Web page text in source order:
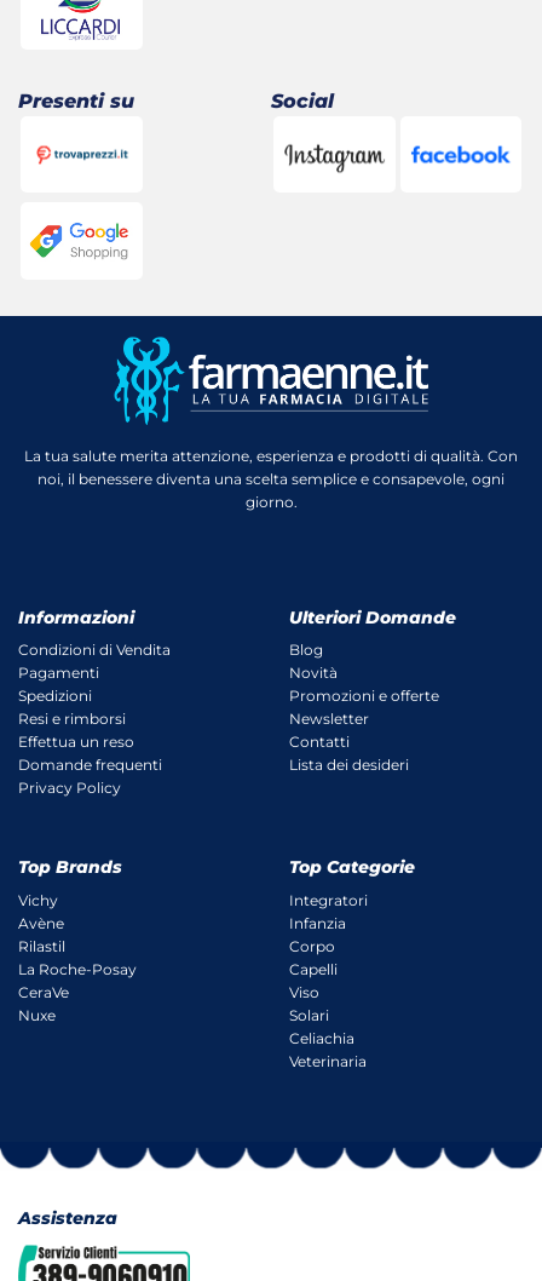
Presenti su Social
La tua salute merita attenzione, esperienza e prodotti di qualità. Con
noi, il benessere diventa una scelta semplice e consapevole, ogni
giorno.
Informazioni
Condizioni di Vendita
Pagamenti
Spedizioni
Resi e rimborsi
Effettua un reso
Domande frequenti
Privacy Policy
Ulteriori Domande
Blog
Novità
Promozioni e offerte
Newsletter
Contatti
Lista dei desideri
Top Brands
Vichy
Avène
Rilastil
La Roche-Posay
CeraVe
Nuxe
Top Categorie
Integratori
Infanzia
Corpo
Capelli
Viso
Solari
Celiachia
Veterinaria
Assistenza